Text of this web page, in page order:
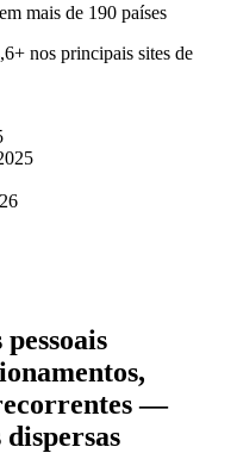
mais de 190 países
nos principais sites de
—